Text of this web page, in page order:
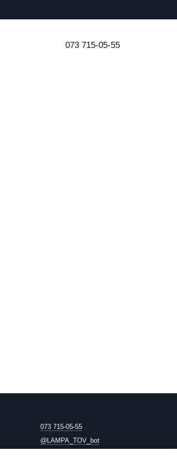
073 715-05-55
073 715-05-55
@LAMPA_TOV_bot